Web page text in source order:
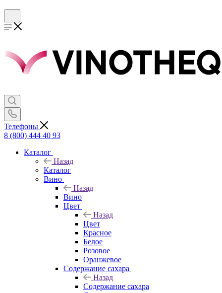
Телефоны
8 (800) 444 40 93
Каталог
Назад
Каталог
Вино
Назад
Вино
Цвет
Назад
Цвет
Красное
Белое
Розовое
Оранжевое
Содержание сахара
Назад
Содержание сахара